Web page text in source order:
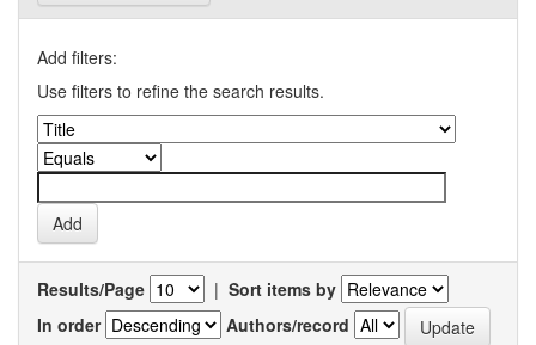
Add filters:
Use filters to refine the search results.
Results/Page | Sort items by
In order
Authors/record